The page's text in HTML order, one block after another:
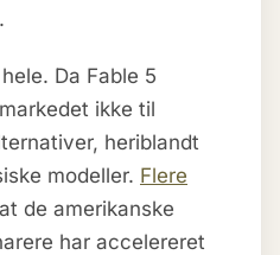
Da Fable 5
ikke til
heriblandt
modeller. Flere
de amerikanske
har accelereret